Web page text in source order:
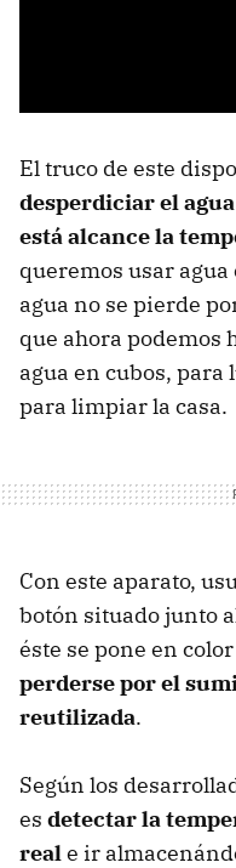
El truco de este
desperdiciar el
está alcance la
queremos usar
agua no se pierde
que ahora podemos
agua en cubos, para
para limpiar la casa.
Con este aparato,
botón situado junto
éste se pone en
perderse por el
reutilizada.
Según los
es detectar la
reale ir